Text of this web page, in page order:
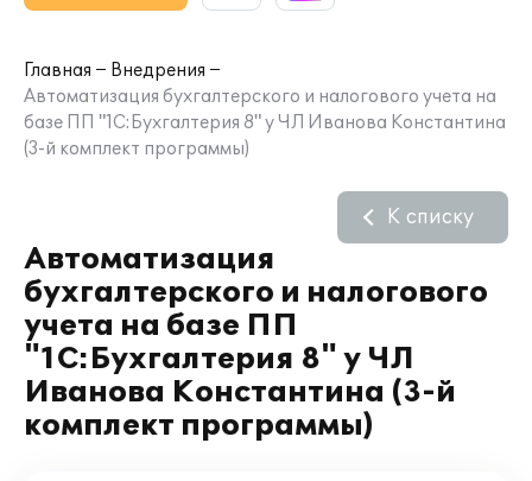
Главная
Внедрения
Автоматизация бухгалтерского и налогового учета на
базе ПП "1С:Бухгалтерия 8" у ЧЛ Иванова Константина
(3-й комплект программы)
Автоматизация
бухгалтерского и налогового
учета на базе ПП
"1С:Бухгалтерия 8" у ЧЛ
Иванова Константина (3-й
комплект программы)
К списку